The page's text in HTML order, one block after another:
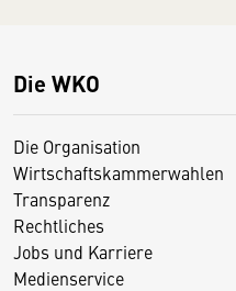
Die WKO
Die Organisation
Wirtschaftskammerwahlen
Transparenz
Rechtliches
Jobs und Karriere
Medienservice